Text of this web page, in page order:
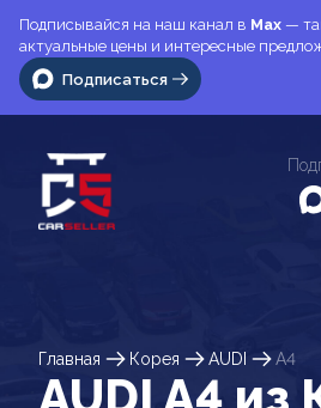
Подписывайся на наш канал в Max —
актуальные цены и интересные
Подписаться
Главная Корея AUDI A4
AUDI A4 из